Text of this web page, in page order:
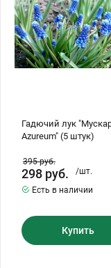
Шарафуга
Бирючина
Плющ
Кизильник
Клематис
штук)
Гадючий лук
Azureum" (5 штук)
395руб.
298 руб.
/шт.
Есть в наличии
Купить